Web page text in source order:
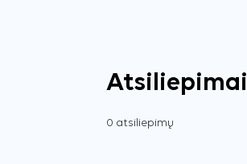
Atsiliepimai
0 atsiliepimų